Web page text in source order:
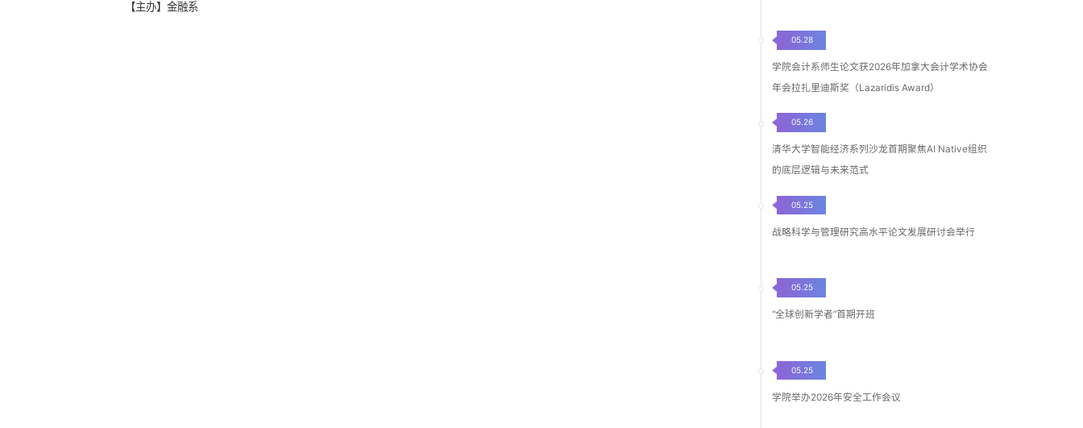
【主办】金融系
05.28
学院会计系师生论文获2026年加拿大会计学术协会
年会拉扎里迪斯奖（Lazaridis Award）
05.26
清华大学智能经济系列沙龙首期聚焦AI Native组织
的底层逻辑与未来范式
05.25
战略科学与管理研究高水平论文发展研讨会举行
05.25
“全球创新学者”首期开班
05.25
学院举办2026年安全工作会议